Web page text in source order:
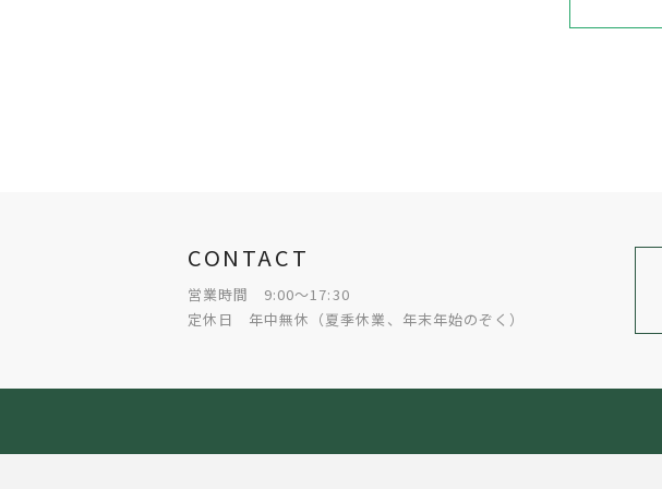
CONTACT
営業時間 9:00～17:30
定休日 年中無休（夏季休業、年末年始のぞく）